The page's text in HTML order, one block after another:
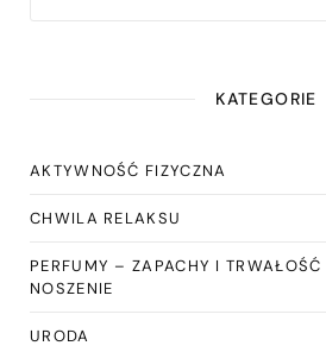
KATEGORIE
AKTYWNOŚĆ FIZYCZNA
CHWILA RELAKSU
PERFUMY – ZAPACHY I
NOSZENIE
URODA